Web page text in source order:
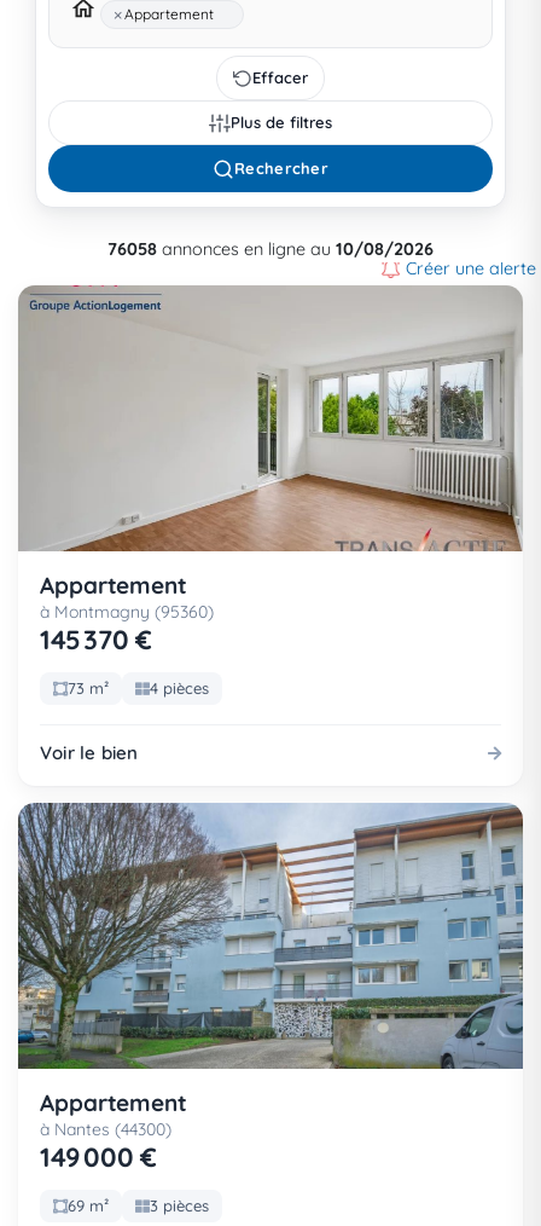
×Appartement
Effacer
Plus de filtres
Rechercher
76058 annonces en ligne au 10/08/2026
Créer une alerte
Appartement
à Montmagny (95360)
145 370 €
73 m² 4 pièces
Voir le bien
Appartement
à Nantes (44300)
149 000 €
69 m² 3 pièces